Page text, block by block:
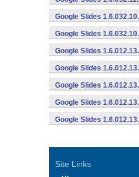
Google Slides
Google Slides
Google Slides
Google Slides
Google Slides
Google Slides
Google Slides
Site Links